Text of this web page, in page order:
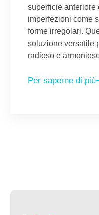
superficie anteriore
imperfezioni come
forme irregolari.
soluzione versatile
radioso e
Per saperne di più